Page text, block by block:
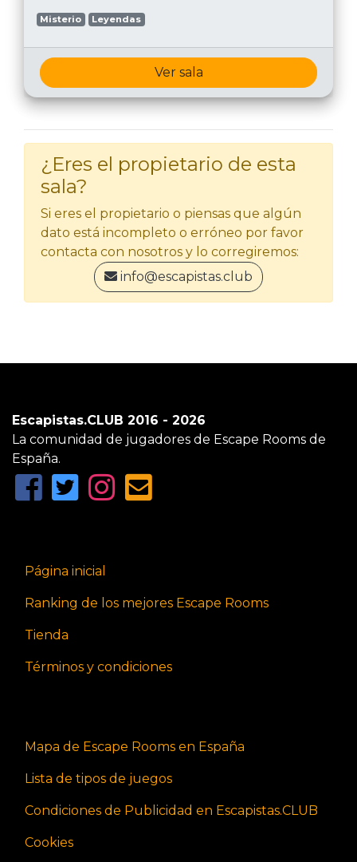
Misterio Leyendas
Ver sala
¿Eres el propietario de esta
sala?
Si eres el propietario o piensas que algún
dato está incompleto o erróneo por favor
contacta con nosotros y lo corregiremos:
info@escapistas.club
Escapistas.CLUB 2016 - 2026
La comunidad de jugadores de Escape Rooms de
España.
Página inicial
Ranking de los mejores Escape Rooms
Tienda
Términos y condiciones
Mapa de Escape Rooms en España
Lista de tipos de juegos
Condiciones de Publicidad en Escapistas.CLUB
Cookies